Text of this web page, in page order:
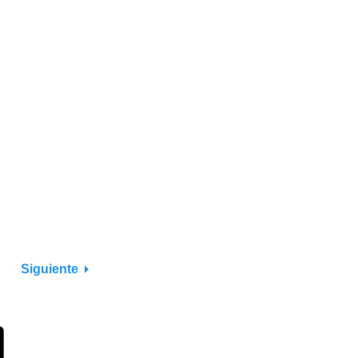
Siguiente